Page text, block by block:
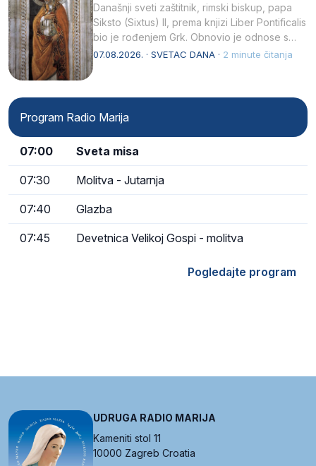
Današnji sveti zaštitnik, rimski biskup, papa
Siksto (Sixtus) II, prema knjizi Liber Pontificalis
bio je rođenjem Grk. Obnovio je odnose s
afričkim…
07.08.2026. · SVETAC DANA · 2 minute čitanja
Program Radio Marija
07:00 Sveta misa
07:30 Molitva - Jutarnja
07:40 Glazba
07:45 Devetnica Velikoj Gospi - molitva
Pogledajte program
UDRUGA RADIO MARIJA
Kameniti stol 11
10000 Zagreb Croatia